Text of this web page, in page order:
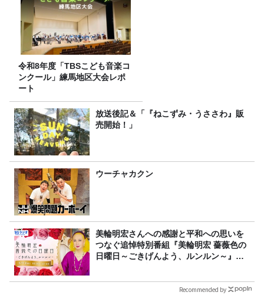
令和8年度「TBSこども音楽コ
ンクール」練馬地区大会レポ
ート
放送後記＆「『ねこずみ・うささわ』販
売開始！」
ウーチャカクン
美輪明宏さんへの感謝と平和への思いを
つなぐ追悼特別番組『美輪明宏 薔薇色の
日曜日～ごきげんよう、ルンルン～』
Recommended by